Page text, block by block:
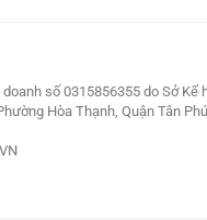
số 0315856355 do Sở
Hòa Thạnh, Quận Tân